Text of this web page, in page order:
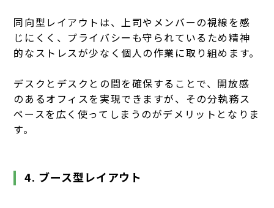
同向型レイアウトは、上司やメンバーの視線を感
じにくく、プライバシーも守られているため精神
的なストレスが少なく個人の作業に取り組めます。
デスクとデスクとの間を確保することで、開放感
のあるオフィスを実現できますが、その分執務ス
ペースを広く使ってしまうのがデメリットとなりま
す。
4. ブース型レイアウト